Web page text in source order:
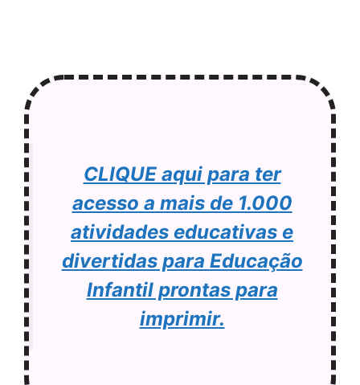
CLIQUE aqui para ter
acesso a mais de 1.000
atividades educativas e
divertidas para Educação
Infantil prontas para
imprimir.